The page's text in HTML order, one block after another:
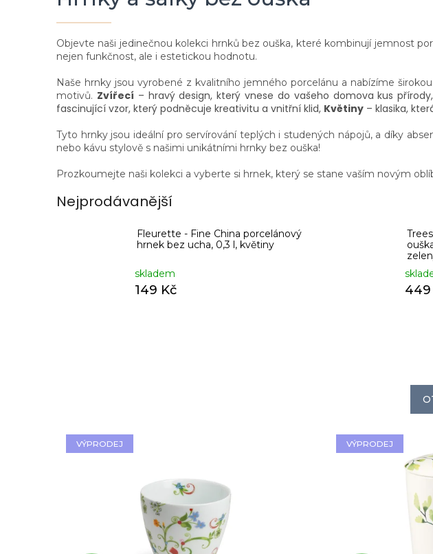
Objevte naši jedinečnou kolekci hrnků bez ouška, které kombinují jemnost
nejen funkčnost, ale i estetickou hodnotu.
Naše hrnky jsou vyrobené z kvalitního jemného porcelánu a nabízíme
motivů. Zvířecí – hravý design, který vnese do vašeho domova kus přírody,
fascinující vzor, který podněcuje kreativitu a vnitřní klid, Květiny – klasika,
Tyto hrnky jsou ideální pro servírování teplých i studených nápojů, a díky
nebo kávu stylově s našimi unikátními hrnky bez ouška!
Prozkoumejte naši kolekci a vyberte si hrnek, který se stane vaším novým
Nejprodávanější
Fleurette - Fine China porcelánový
hrnek bez ucha, 0,3 l, květiny
skladem
149 Kč 449
VÝPRODEJ VÝPRODEJ